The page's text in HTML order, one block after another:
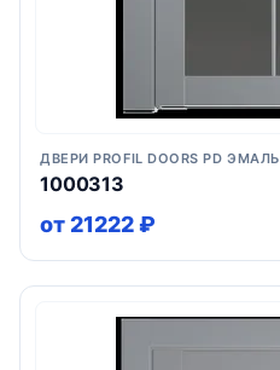
ДВЕРИ PROFIL DOORS PD ЭМАЛЬ
1000313
от 21222 ₽